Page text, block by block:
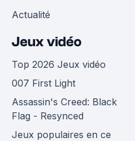
Actualité
Jeux vidéo
Top 2026 Jeux vidéo
007 First Light
Assassin's Creed: Black
Flag - Resynced
Jeux populaires en ce